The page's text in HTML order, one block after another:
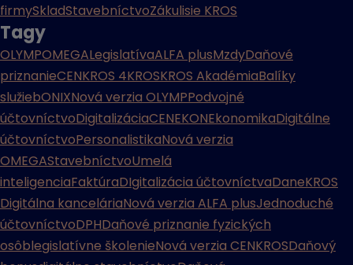
firmySkladStavebníctvoZákulisie KROS
Tagy
OLYMPOMEGALegislatívaALFA plusMzdyDaňové
priznanieCENKROS 4KROSKROS AkadémiaBalíky
služiebONIXNová verzia OLYMPPodvojné
účtovníctvoDigitalizáciaCENEKONEkonomikaDigitálne
účtovníctvoPersonalistikaNová verzia
OMEGAStavebníctvoUmelá
inteligenciaFaktúraDIgitalizácia účtovníctvaDaneKROS
Digitálna kanceláriaNová verzia ALFA plusJednoduché
účtovníctvoDPHDaňové priznanie fyzických
osôblegislatívne školenieNová verzia CENKROSDaňový